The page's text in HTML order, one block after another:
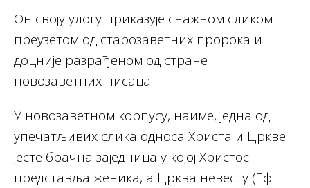
Он своју улогу приказује снажном сликом
преузетом од старозаветних пророка и
доцније разрађеном од стране
новозаветних писаца.
У новозаветном корпусу, наиме, једна од
упечатљивих слика односа Христа и Цркве
јесте брачна заједница у којој Христос
представља женика, а Црква невесту (Еф